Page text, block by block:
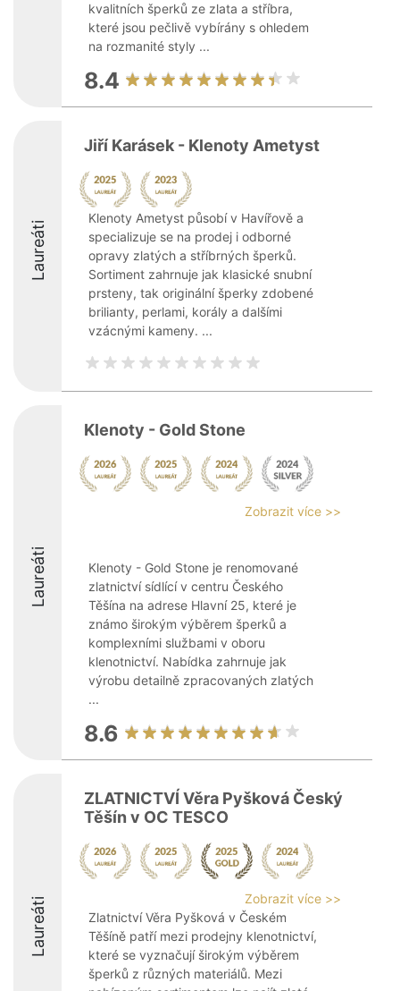
kvalitních šperků ze zlata a stříbra,
které jsou pečlivě vybírány s ohledem
na rozmanité styly ...
8.4
Laureáti
Jiří Karásek - Klenoty Ametyst
Klenoty Ametyst působí v Havířově a
specializuje se na prodej i odborné
opravy zlatých a stříbrných šperků.
Sortiment zahrnuje jak klasické snubní
prsteny, tak originální šperky zdobené
brilianty, perlami, korály a dalšími
vzácnými kameny. ...
Laureáti
Klenoty - Gold Stone
Zobrazit více >>
Klenoty - Gold Stone je renomované
zlatnictví sídlící v centru Českého
Těšína na adrese Hlavní 25, které je
známo širokým výběrem šperků a
komplexními službami v oboru
klenotnictví. Nabídka zahrnuje jak
výrobu detailně zpracovaných zlatých
...
8.6
Laureáti
ZLATNICTVÍ Věra Pyšková Český
Těšín v OC TESCO
Zobrazit více >>
Zlatnictví Věra Pyšková v Českém
Těšíně patří mezi prodejny klenotnictví,
které se vyznačují širokým výběrem
šperků z různých materiálů. Mezi